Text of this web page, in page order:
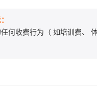
何收费行为（ 如培训费、